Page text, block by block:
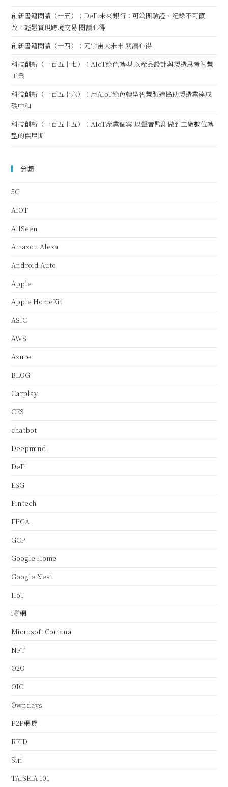
創新書籍閱讀（十五）：DeFi未來銀行：可公開驗證、紀錄不可竄
改，輕鬆實現跨境交易 閱讀心得
創新書籍閱讀（十四）：元宇宙大未來 閱讀心得
科技創新（一百五十七）：AIoT綠色轉型 以產品設計與製造思考智慧
工業
科技創新（一百五十六）：用AIoT綠色轉型智慧製造協助製造業達成
碳中和
科技創新（一百五十五）：AIoT產業個案-以聲音監測做到工廠數位轉
型的傑尼斯
分類
5G
AIOT
AllSeen
Amazon Alexa
Android Auto
Apple
Apple HomeKit
ASIC
AWS
Azure
BLOG
Carplay
CES
chatbot
Deepmind
DeFi
ESG
Fintech
FPGA
GCP
Google Home
Google Nest
IIoT
i聯網
Microsoft Cortana
NFT
O2O
OIC
Owndays
P2P網貸
RFID
Siri
TAISEIA 101